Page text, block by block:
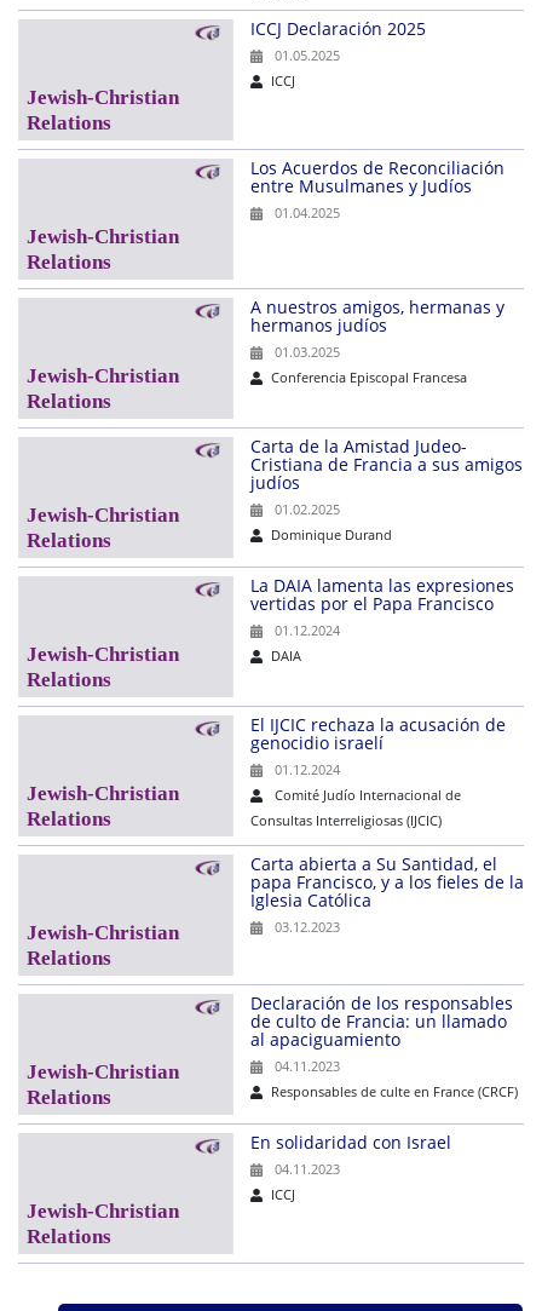
ICCJ Declaración 2025
01.05.2025
ICCJ
Los Acuerdos de Reconciliación
entre Musulmanes y Judíos
01.04.2025
A nuestros amigos, hermanas y
hermanos judíos
01.03.2025
Conferencia Episcopal Francesa
Carta de la Amistad Judeo-
Cristiana de Francia a sus amigos
judíos
01.02.2025
Dominique Durand
La DAIA lamenta las expresiones
vertidas por el Papa Francisco
01.12.2024
DAIA
El IJCIC rechaza la acusación de
genocidio israelí
01.12.2024
Comité Judío Internacional de
Consultas Interreligiosas (IJCIC)
Carta abierta a Su Santidad, el
papa Francisco, y a los fieles de la
Iglesia Católica
03.12.2023
Declaración de los responsables
de culto de Francia: un llamado
al apaciguamiento
04.11.2023
Responsables de culte en France (CRCF)
En solidaridad con Israel
04.11.2023
ICCJ